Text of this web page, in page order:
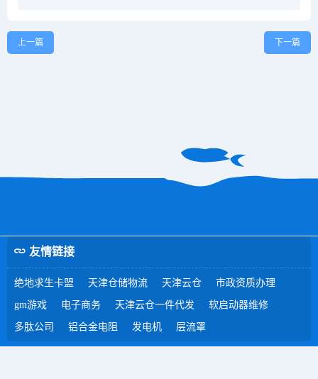
上一篇 下一篇
友情链接
绝地求生卡盟 天津仓储物流 天津云仓 市政资质办理
gm游戏 电子商务 天津云仓一件代发 软启动器维修
多肽公司 铝合金电阻 发电机 层流罩